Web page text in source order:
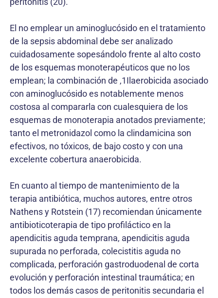
El no emplear un aminoglucósido en el tratamiento
de la sepsis abdominal debe ser analizado
cuidadosamente sopesándolo frente al alto costo
de los esquemas monoterapéuticos que no los
emplean; la combinación de ,1Ilaerobicida asociado
con aminoglucósido es notablemente menos
costosa al compararla con cualesquiera de los
esquemas de monoterapia anotados previamente;
tanto el metronidazol como la clindamicina son
efectivos, no tóxicos, de bajo costo y con una
excelente cobertura anaerobicida.
En cuanto al tiempo de mantenimiento de la
terapia antibiótica, muchos autores, entre otros
Nathens y Rotstein (17) recomiendan únicamente
antibioticoterapia de tipo profiláctico en la
apendicitis aguda temprana, apendicitis aguda
supurada no perforada, colecistitis aguda no
complicada, perforación gastroduodenal de corta
evolución y perforación intestinal traumática; en
todos los demás casos de peritonitis secundaria el